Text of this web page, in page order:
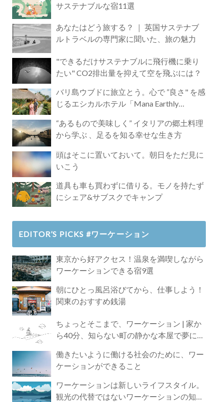
サステナブルな宿11選
あなたはどう旅する？ ｜ 英国サステナブ
ルトラベルの専門家に聞いた、旅の魅力
"できるだけサステナブルに飛行機に乗り
たい" CO2排出量を抑えて空を飛ぶには？
バリ島ウブドに旅立とう。心で ”良さ" を感
じるエシカルホテル「Mana Earthly
“あるもので美味しく” イタリアの郷土料理
から学ぶ 、足るを知る幸せな生き方
頭はそこに置いておいて。朝日をただ見に
いこう
道具も車も買わずに借りる。モノを持たず
にシェア&サブスクでキャンプ
EDITOR’S PICKS #ワーケーション
東京から好アクセス！温泉を満喫しながら
ワーケーションできる宿9選
朝にひとっ風呂浴びてから、仕事しよう！
関東のおすすめ銭湯
ちょっとそこまで、ワーケーション | 家か
ら40分、知らない町の静かな本屋で夢に近
働きたいように働ける社会のために、ワー
ケーションができること
ワーケーションは新しいライフスタイル。
観光の代替ではないワーケーションの知ら